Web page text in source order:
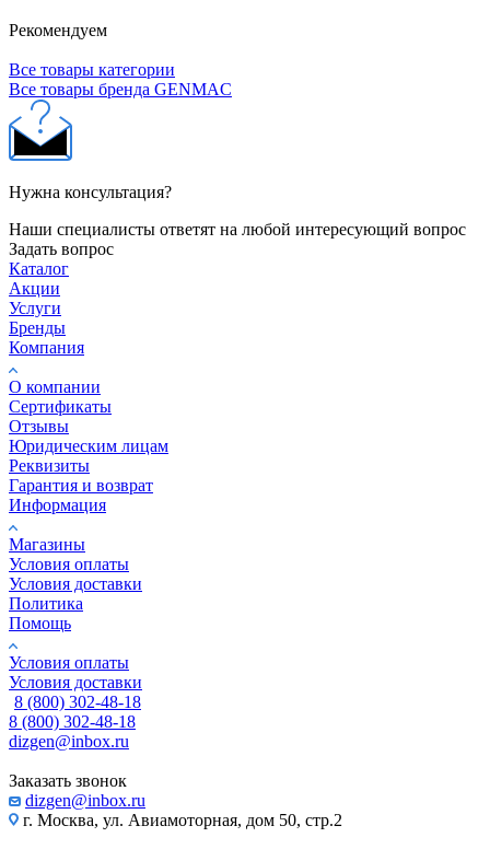
Рекомендуем
Все товары категории
Все товары бренда GENMAC
Нужна консультация?
Наши специалисты ответят на любой интересующий вопрос
Задать вопрос
Каталог
Акции
Услуги
Бренды
Компания
О компании
Сертификаты
Отзывы
Юридическим лицам
Реквизиты
Гарантия и возврат
Информация
Магазины
Условия оплаты
Условия доставки
Политика
Помощь
Условия оплаты
Условия доставки
8 (800) 302-48-18
8 (800) 302-48-18
dizgen@inbox.ru
Заказать звонок
dizgen@inbox.ru
г. Москва, ул. Авиамоторная, дом 50, стр.2